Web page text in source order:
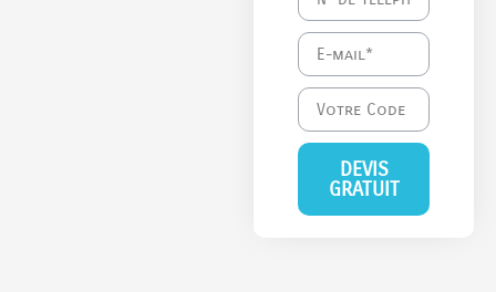
DEVIS
GRATUIT